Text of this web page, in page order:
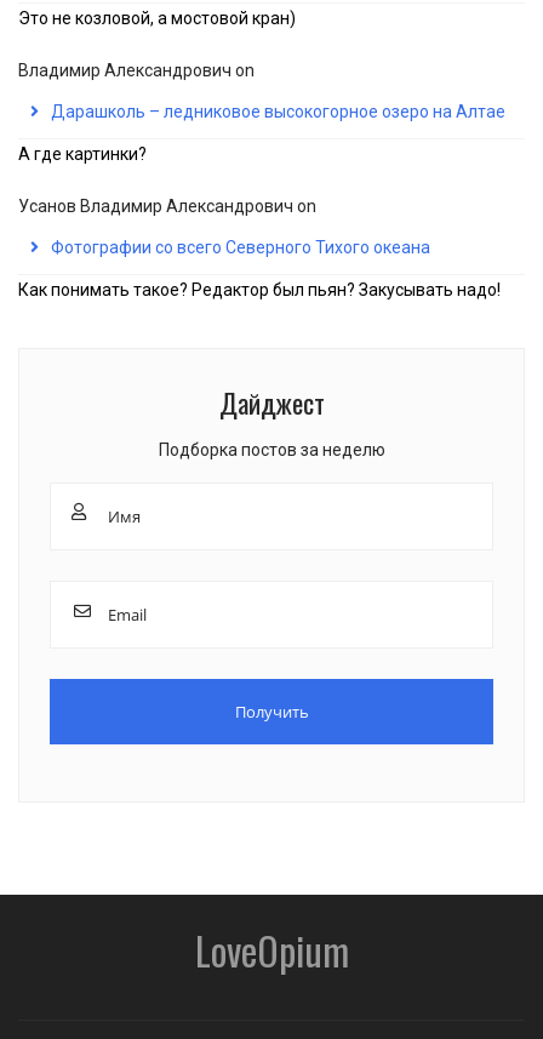
Это не козловой, а мостовой кран)
Владимир Александрович on
Дарашколь – ледниковое высокогорное озеро на Алтае
А где картинки?
Усанов Владимир Александрович on
Фотографии со всего Северного Тихого океана
Как понимать такое? Редактор был пьян? Закусывать надо!
Дайджест
Подборка постов за неделю
LoveOpium